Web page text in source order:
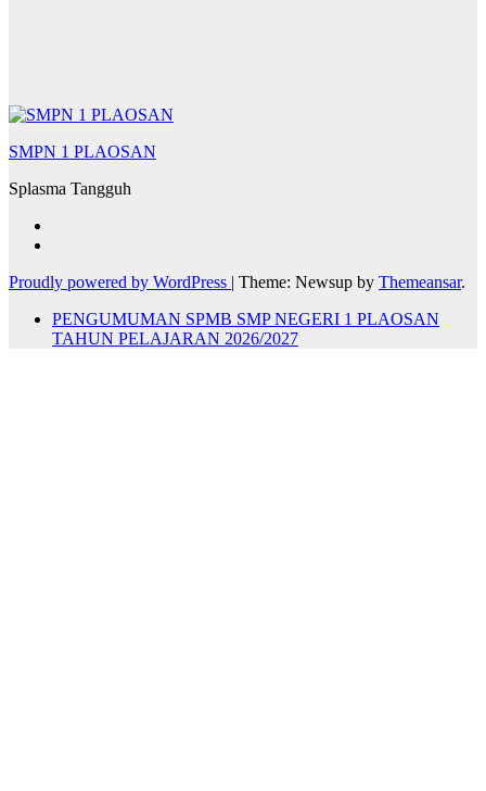
SMPN 1 PLAOSAN
Splasma Tangguh
Proudly powered by WordPress | Theme: Newsup by Themeansar.
PENGUMUMAN SPMB SMP NEGERI 1 PLAOSAN
TAHUN PELAJARAN 2026/2027